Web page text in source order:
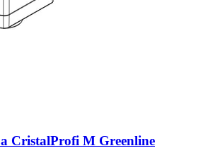
CristalProfi M Greenline